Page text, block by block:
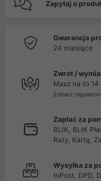
Zapytaj o
Gwarancja
24 miesiące
Zwrot /
Masz na to 14
Zobacz regulamin
Zapłać za
BLIK, BLIK
Raty, Kartą,
Wysyłka za
InPost, DPD,